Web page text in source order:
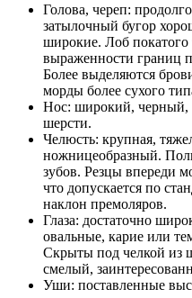
Голова, череп:
затылочный бугор
широкие. Лоб
выраженности границ
Более выделяются
морды более сухого
Нос: широкий, черный,
шерсти.
Челюсть: крупная,
ножницеобразный.
зубов. Резцы впереди
что допускается по
наклон премоляров.
Глаза: достаточно
овальные, карие или
Скрыты под челкой из
смелый,
Уши: поставленные